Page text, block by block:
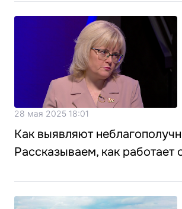
28 мая 2025 18:01
Как выявляют
Рассказываем, как работает